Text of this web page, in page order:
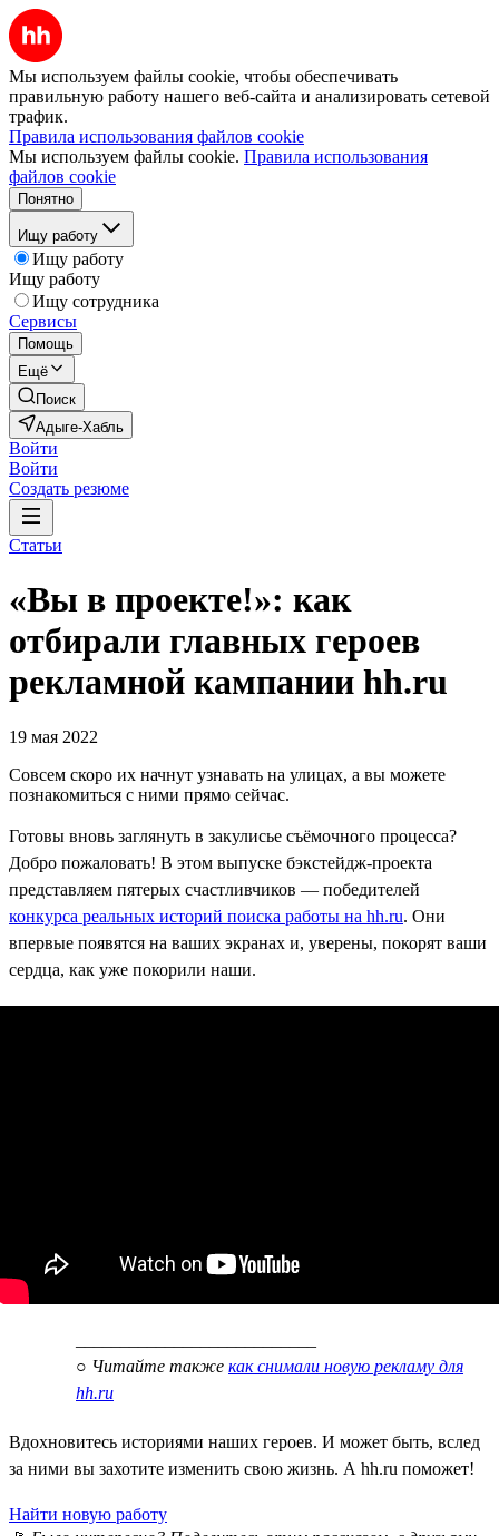
Мы используем файлы cookie, чтобы обеспечивать
правильную работу нашего веб-сайта и анализировать сетевой
трафик.
Правила использования файлов cookie
Мы используем файлы cookie. Правила использования
файлов cookie
Понятно
Ищу работу
Ищу работу
Ищу работу
Ищу сотрудника
Сервисы
Помощь
Ещё
Поиск
Адыге-Хабль
Войти
Войти
Создать резюме
Статьи
«Вы в проекте!»: как
отбирали главных героев
рекламной кампании hh.ru
19 мая 2022
Совсем скоро их начнут узнавать на улицах, а вы можете
познакомиться с ними прямо сейчас.
Готовы вновь заглянуть в закулисье съёмочного процесса?
Добро пожаловать! В этом выпуске бэкстейдж-проекта
представляем пятерых счастливчиков — победителей
конкурса реальных историй поиска работы на hh.ru. Они
впервые появятся на ваших экранах и, уверены, покорят ваши
сердца, как уже покорили наши.
○ Читайте также как снимали новую рекламу для
hh.ru
Вдохновитесь историями наших героев. И может быть, вслед
за ними вы захотите изменить свою жизнь. А hh.ru поможет!
Найти новую работу